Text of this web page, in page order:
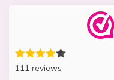
111 reviews